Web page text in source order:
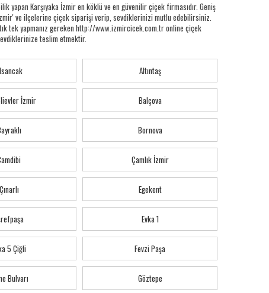
yapan Karşıyaka İzmir en köklü ve en güvenilir çiçek firmasıdır. Geniş
ve ilçelerine çiçek siparişi verip, sevdiklerinizi mutlu edebilirsiniz.
tek yapmanız gereken http://www.izmircicek.com.tr online çiçek
teslim etmektir.
Altıntaş
İzmir Balçova
Bornova
Çamlık İzmir
Çınarlı Egekent
Evka 1
5 Çiğli Fevzi Paşa
Bulvarı Göztepe